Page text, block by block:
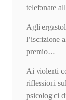
telefonare
Agli
l’iscrizione
premio…
Ai violenti
riflessioni
psicologici